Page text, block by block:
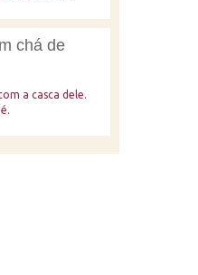
chá de
a casca dele.